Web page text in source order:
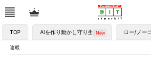
TOP AIを作り動かし守り生かす ロー/ノー
連載